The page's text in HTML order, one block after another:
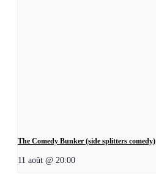
The Comedy Bunker (side splitters comedy)
11 août @ 20:00